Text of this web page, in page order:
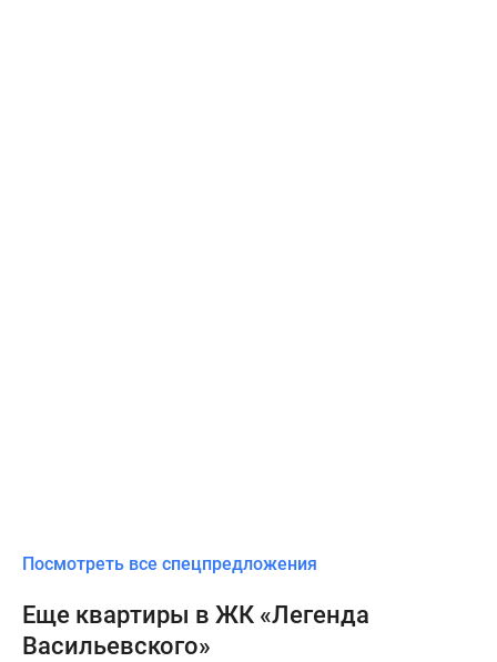
Посмотреть все спецпредложения
Еще квартиры в ЖК «Легенда
Васильевского»